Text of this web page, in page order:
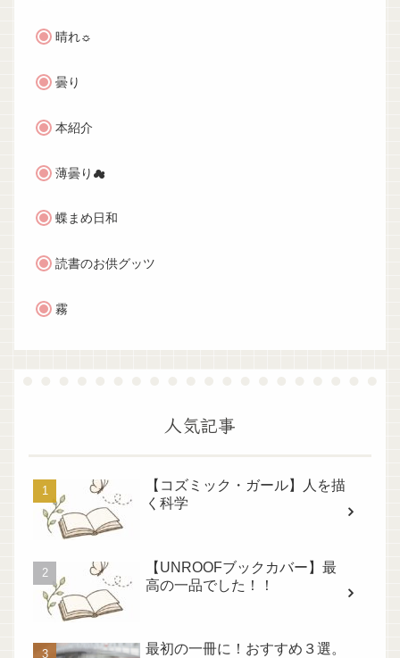
晴れ☼
曇り
本紹介
薄曇り☁
蝶まめ日和
読書のお供グッツ
霧
人気記事
【コズミック・ガール】人を描
く科学
【UNROOFブックカバー】最
高の一品でした！！
最初の一冊に！おすすめ３選。